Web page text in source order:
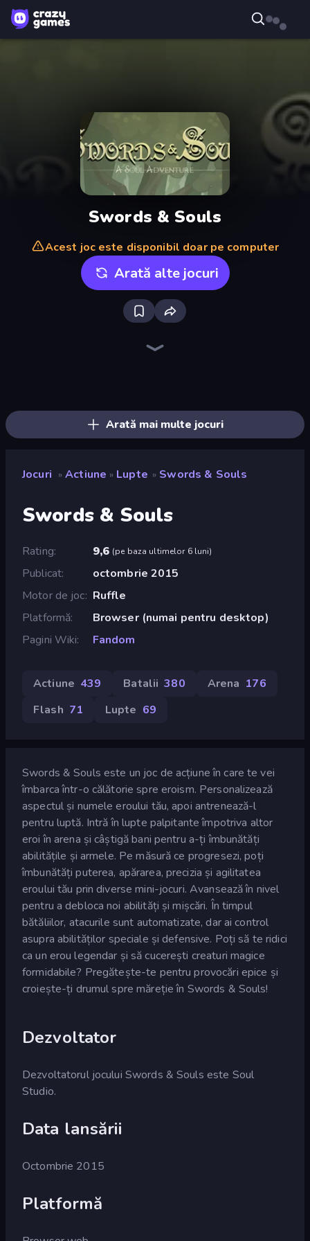
Swords & Souls
Acest joc este disponibil doar pe computer
Arată alte jocuri
Arată mai multe jocuri
Jocuri » Actiune » Lupte » Swords & Souls
Swords & Souls
Rating 9,6 (pe baza ultimelor 6 luni)
Publicat
octombrie 2015
Motor de joc Ruffle
Platformă
Browser (numai pentru desktop)
Pagini Wiki
Fandom
Actiune 439 Batalii 380 Arena 176
Flash 71 Lupte 69
Swords & Souls este un joc de acțiune în care te vei
îmbarca într-o călătorie spre eroism. Personalizează
aspectul și numele eroului tău, apoi antrenează-l
pentru luptă. Intră în lupte palpitante împotriva altor
eroi în arena și câștigă bani pentru a-ți îmbunătăți
abilitățile și armele. Pe măsură ce progresezi, poți
îmbunătăți puterea, apărarea, precizia și agilitatea
eroului tău prin diverse mini-jocuri. Avansează în nivel
pentru a debloca noi abilități și mișcări. În timpul
bătăliilor, atacurile sunt automatizate, dar ai control
asupra abilităților speciale și defensive. Poți să te ridici
ca un erou legendar și să cucerești creaturi magice
formidabile? Pregătește-te pentru provocări epice și
croiește-ți drumul spre măreție în Swords & Souls!
Dezvoltator
Dezvoltatorul jocului Swords & Souls este Soul
Studio.
Data lansării
Octombrie 2015
Platformă